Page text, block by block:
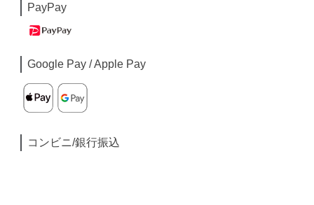
PayPay
Google Pay / Apple Pay
コンビニ/銀行振込